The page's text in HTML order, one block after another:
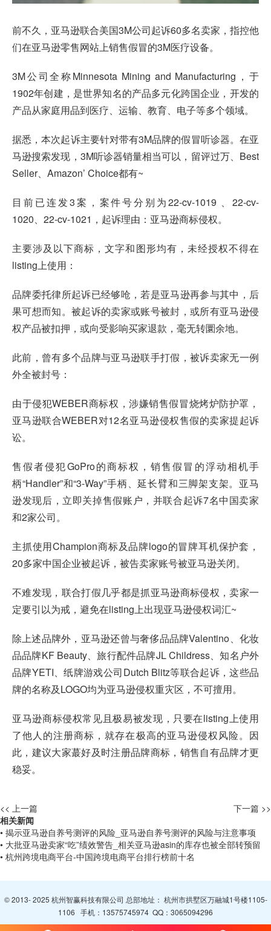
前不久，亚马逊联合美国3M公司起诉60多名卖家，指控他
们在亚马逊零售网站上销售假冒的3M医疗设备。
3M公司全称Minnesota Mining and Manufacturing，于
1902年创建，是世界知名的产品多元化跨国企业，开发的
产品从家庭用品到医疗、运输、教育、电子等多个领域。
据悉，本次起诉主要针对带有3M品牌的假冒听诊器。在亚
马逊搜索发现，3M听诊器销量相当可以，留评过万、Best
Seller、Amazon’ Choice都有~
目前已连发3案，案件号分别为22-cv-1019 、22-cv-
1020、22-cv-1021，起诉理由：亚马逊商标侵权。
主要涉及以下商标，文字和图形均有，未经授权不得在
listing上使用：
品牌委托律所起诉已经够呛，若是亚马逊再参与其中，后
果可想而知。被起诉的卖家或账号被封，或所有亚马逊侵
权产品被扣押，或向受影响买家退款，毫无转圜余地。
此前，曾有多个品牌与亚马逊联手打假，被诉卖家无一例
外全被封号：
由于侵犯WEBER商标权，涉嫌销售假冒烧烤炉防护罩，
亚马逊联合WEBER对12名亚马逊侵权售假的卖家提起诉
讼。
售假者侵犯GoPro的商标权，销售假冒的浮动相机手
柄“Handler”和“3-Way”手柄、延长臂和三脚架支架。亚马
逊发现后，立即关掉售假账户，并联合起诉7名中国卖家
和2家公司。
主抓使用Champion商标及品牌logo的冒牌耳机保护套，
20多家中国企业被起诉，被告卖家账号被亚马逊关闭。
不难发现，联合打假几乎都是抓亚马逊商标侵权，卖家一
定要引以为戒，避免在listing上出现亚马逊侵权词汇~
除上述品牌外，亚马逊还曾与奢侈品品牌Valentino、化妆
品品牌KF Beauty、旅行配件品牌JL Childress、知名户外
品牌YETI、纸牌游戏公司Dutch Blitz等联合起诉，这些品
牌的名称及LOGO均为亚马逊侵权重灾区，不可擅用。
亚马逊商标侵权常见且极易被发现，只要在listing上使用
了他人的注册商标，就存在极高的亚马逊侵权风险。因
此，建议大家蕞好及时注册品牌商标，销售自有品牌才更
稳妥。
<< 上一篇
下一篇 >>
相关新闻
• 揭示亚马逊自养号测评的风险_亚马逊自养号测评的风险与注意事项
• 大批亚马逊卖家“吃”绩效警告_相关亚马逊asin的库存也被全部转预留
• 杭州跨境电商平台-中国跨境电商平台排行榜前十名
© 2013- 2025 杭州智赢科技有限公司 总部地址： 杭州市拱墅区万融城1号楼1105-
1106 手机： 13575745974 QQ： 3065094296